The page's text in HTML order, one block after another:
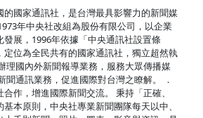
的國家通訊社，是台灣最具影響力的新聞媒
年中央社改組為股份有限公司，以企業
展，1996年依據「中央通訊社設置條
定位為全民共有的國家通訊社，獨立超然執
理國內外新聞報導業務，服務大眾傳播媒
聞通訊業務，促進國際對台灣之瞭解。 ．
作，增進國際新聞交流。 秉持「正確、
本原則，中央社專業新聞團隊每天以中、